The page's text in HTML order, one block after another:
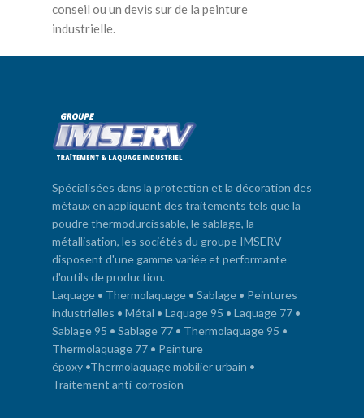
conseil ou un devis sur de la peinture
industrielle.
Spécialisées dans la protection et la décoration des
métaux en appliquant des traitements tels que la
poudre thermodurcissable, le sablage, la
métallisation, les sociétés du groupe IMSERV
disposent d'une gamme variée et performante
d'outils de production.
Laquage • Thermolaquage • Sablage • Peintures
industrielles • Métal • Laquage 95 • Laquage 77 •
Sablage 95 • Sablage 77 • Thermolaquage 95 •
Thermolaquage 77 • Peinture
époxy •Thermolaquage mobilier urbain •
Traitement anti-corrosion